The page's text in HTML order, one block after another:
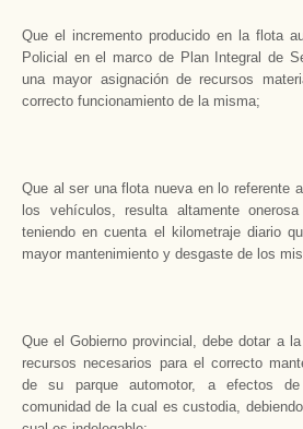
Que el incremento producido en la flota
Policial en el marco de Plan Integral de
una mayor asignación de recursos
correcto funcionamiento de la misma;
Que al ser una flota nueva en lo referente
los vehículos, resulta altamente
teniendo en cuenta el kilometraje diario
mayor mantenimiento y desgaste de los
Que el Gobierno provincial, debe dotar a
recursos necesarios para el correcto
de su parque automotor, a efectos
comunidad de la cual es custodia,